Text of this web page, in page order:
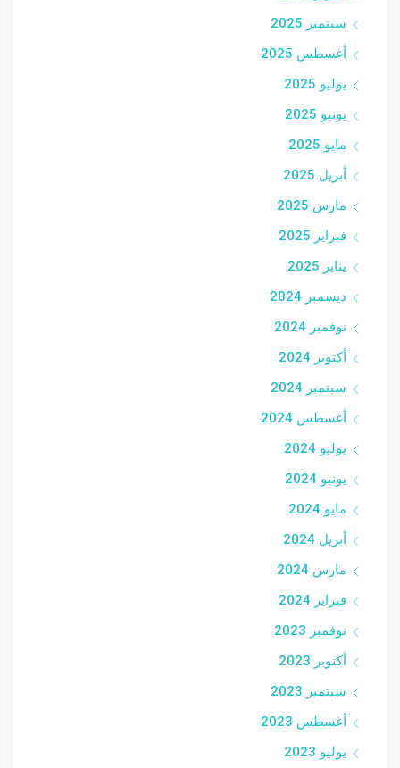
سبتمبر 2025
أغسطس 2025
يوليو 2025
يونيو 2025
مايو 2025
أبريل 2025
مارس 2025
فبراير 2025
يناير 2025
ديسمبر 2024
نوفمبر 2024
أكتوبر 2024
سبتمبر 2024
أغسطس 2024
يوليو 2024
يونيو 2024
مايو 2024
أبريل 2024
مارس 2024
فبراير 2024
نوفمبر 2023
أكتوبر 2023
سبتمبر 2023
أغسطس 2023
يوليو 2023